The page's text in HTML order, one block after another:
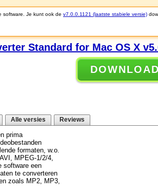
software. Je kunt ook de v7.0.0.1121 (laatste stabiele versie)
Standard for Mac OS X
DOWNLOAD
Alle versies Reviews
prima
formaten, w.o.
MPEG-1/2/4,
software een
te converteren
zoals MP2, MP3,